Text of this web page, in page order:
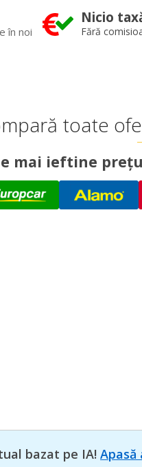
în noi
Nicio
Fără
toate
mai ieftine
bazat pe IA! Apasă